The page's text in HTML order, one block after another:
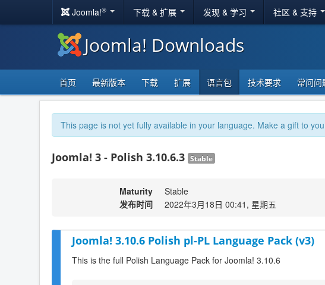
Joomla!® 下载 & 扩展 发现 & 学习 社区 & 支持
Joomla! Downloads
首页 最新版本 下载 扩展 语言包 技术要求 常问问
This page is not yet fully available in your language. Make a gift to
Joomla! 3 - Polish 3.10.6.3 Stable
Maturity
Stable
发布时间
2022年3月18日 00:41, 星期五
Joomla! 3.10.6 Polish pl-PL Language Pack (v3)
This is the full Polish Language Pack for Joomla! 3.10.6